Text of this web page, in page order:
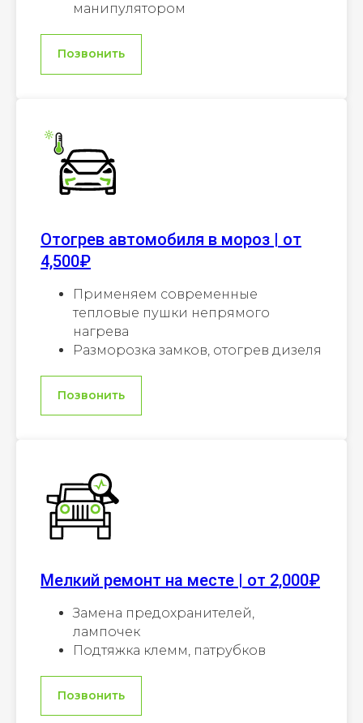
манипулятором
Позвонить
Отогрев автомобиля в мороз | от
4,500₽
Применяем современные
тепловые пушки непрямого
нагрева
Разморозка замков, отогрев дизеля
Позвонить
Мелкий ремонт на месте | от 2,000₽
Замена предохранителей,
лампочек
Подтяжка клемм, патрубков
Позвонить